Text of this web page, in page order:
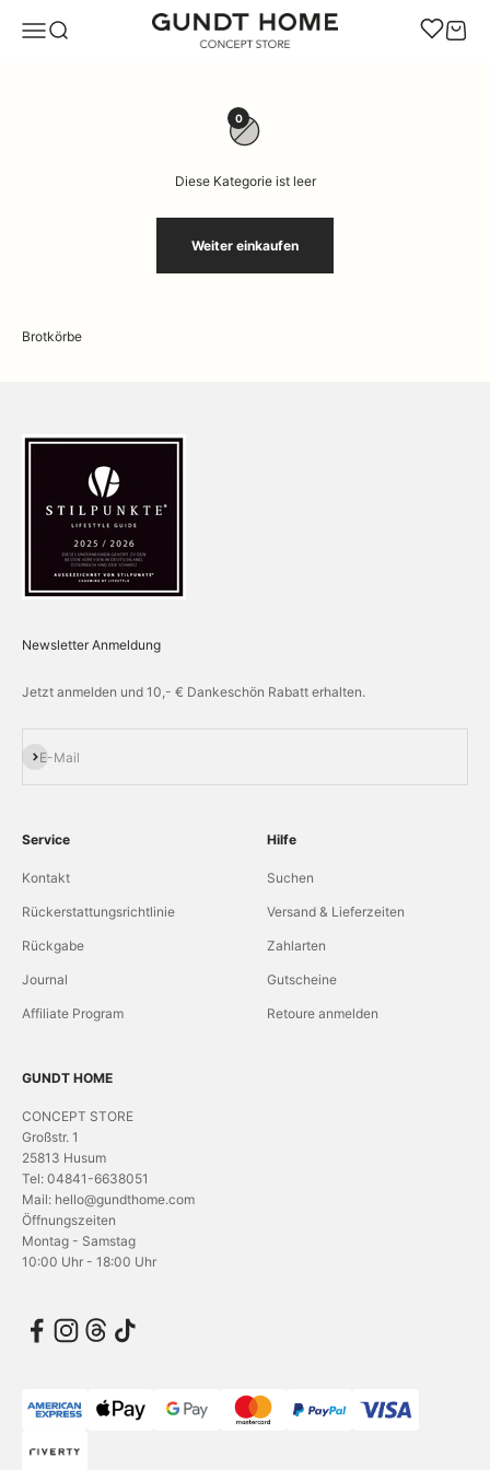
Navigationsmenü öffnen
Suche öffnen GUNDT HOME
0
Diese Kategorie ist leer
Weiter einkaufen
Brotkörbe
Newsletter Anmeldung
Jetzt anmelden und 10,- € Dankeschön Rabatt erhalten.
E-Mail
Abonnieren
Service
Kontakt
Rückerstattungsrichtlinie
Rückgabe
Journal
Affiliate Program
Hilfe
Suchen
Versand & Lieferzeiten
Zahlarten
Gutscheine
Retoure anmelden
GUNDT HOME
CONCEPT STORE
Großstr. 1
25813 Husum
Tel: 04841-6638051
Mail: hello@gundthome.com
Öffnungszeiten
Montag - Samstag
10:00 Uhr - 18:00 Uhr